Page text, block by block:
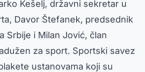
Kešelj, državni sekretar u
Davor Štefanek, predsednik
Srbije i Milan Jović, član
za sport. Sportski savez
ustanovama koji su